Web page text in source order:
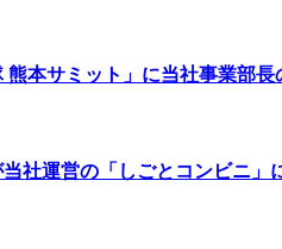
熊本サミット」に当社事業部
社運営の「しごとコンビニ」